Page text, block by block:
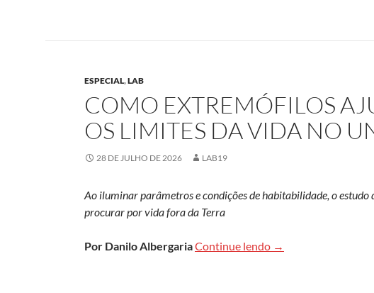
ESPECIAL,LAB
COMO EXTREMÓFILOS
OS LIMITES DA VIDA NO
28 DE JULHO DE 2026 LAB19
Ao iluminar parâmetros e condições de habitabilidade, o
procurar por vida fora da Terra
Por Danilo AlbergariaContinue lendo Como extremófilos
→